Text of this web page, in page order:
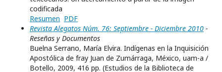
codificada
Resumen PDF
Revista Alegatos Núm. 76: Septiembre - Diciembre 2010 -
Reseñas y Documentos
Buelna Serrano, María Elvira. Indígenas en la Inquisición
Apostólica de fray Juan de Zumárraga, México, uam-a /
Botello, 2009, 416 pp. (Estudios de la Biblioteca de